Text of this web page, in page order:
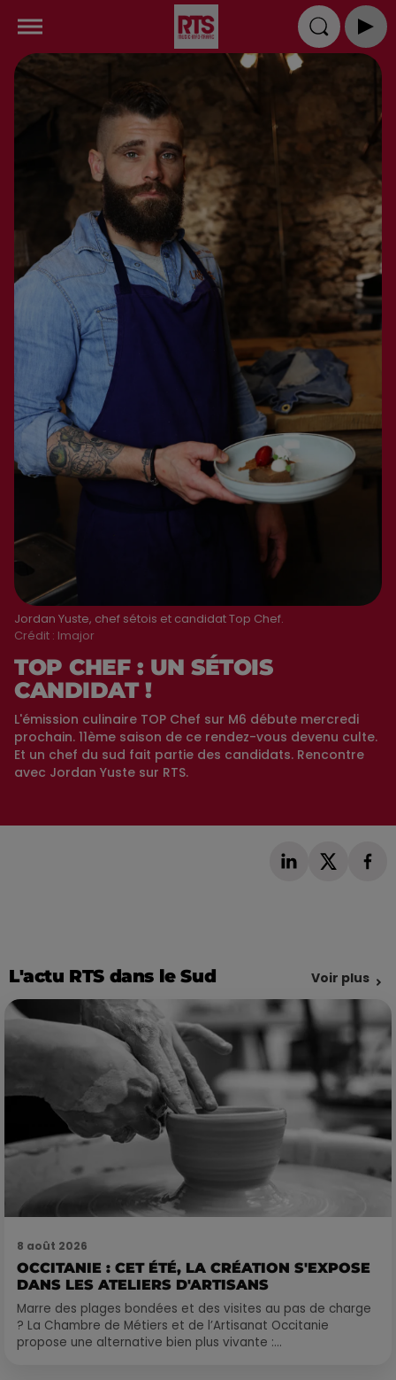
Jordan Yuste, chef sétois et candidat Top Chef.
Crédit : lmajor
TOP CHEF : UN SÉTOIS
CANDIDAT !
L'émission culinaire TOP Chef sur M6 débute mercredi
prochain. 11ème saison de ce rendez-vous devenu culte.
Et un chef du sud fait partie des candidats. Rencontre
avec Jordan Yuste sur RTS.
L'actu RTS dans le Sud Voir plus
8 août 2026
OCCITANIE : CET ÉTÉ, LA CRÉATION S'EXPOSE
DANS LES ATELIERS D'ARTISANS
Marre des plages bondées et des visites au pas de charge
? La Chambre de Métiers et de l’Artisanat Occitanie
propose une alternative bien plus vivante :...